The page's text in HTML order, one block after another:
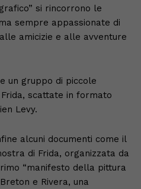
si rincorrono le
sempre appassionate di
amicizie e alle avventure
un gruppo di piccole
scattate in formato
Levy.
alcuni documenti come il
di Frida, organizzata da
“manifesto della pittura
e Rivera, una